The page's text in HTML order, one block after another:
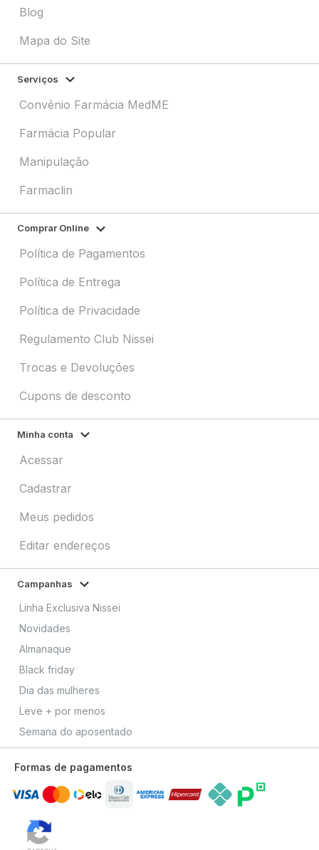
Blog
Mapa do Site
Serviços
Convênio Farmácia MedME
Farmácia Popular
Manipulação
Farmaclin
Comprar Online
Política de Pagamentos
Política de Entrega
Política de Privacidade
Regulamento Club Nissei
Trocas e Devoluções
Cupons de desconto
Minha conta
Acessar
Cadastrar
Meus pedidos
Editar endereços
Campanhas
Linha Exclusiva Nissei
Novidades
Almanaque
Black friday
Dia das mulheres
Leve + por menos
Semana do aposentado
Formas de pagamentos